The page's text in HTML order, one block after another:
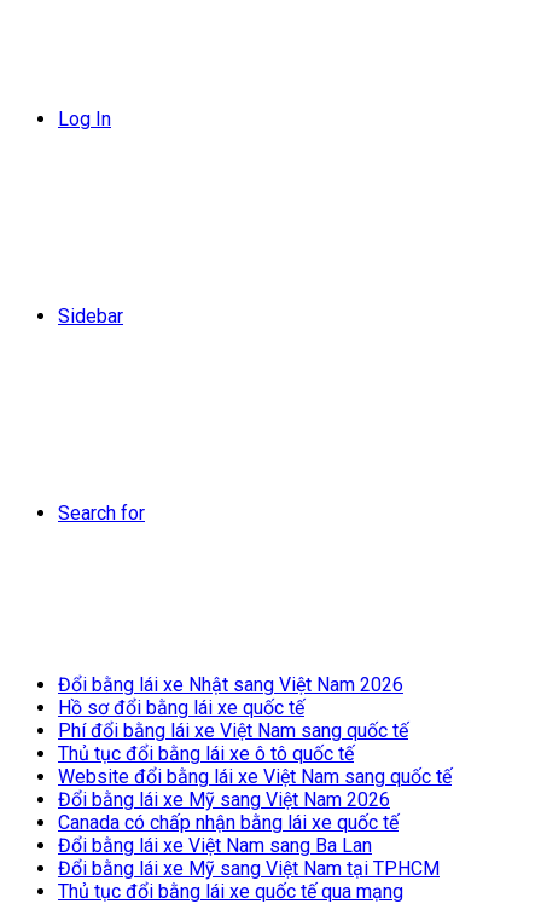
Log In
Sidebar
Search for
Đổi bằng lái xe Nhật sang Việt Nam 2026
Hồ sơ đổi bằng lái xe quốc tế
Phí đổi bằng lái xe Việt Nam sang quốc tế
Thủ tục đổi bằng lái xe ô tô quốc tế
Website đổi bằng lái xe Việt Nam sang quốc tế
Đổi bằng lái xe Mỹ sang Việt Nam 2026
Canada có chấp nhận bằng lái xe quốc tế
Đổi bằng lái xe Việt Nam sang Ba Lan
Đổi bằng lái xe Mỹ sang Việt Nam tại TPHCM
Thủ tục đổi bằng lái xe quốc tế qua mạng